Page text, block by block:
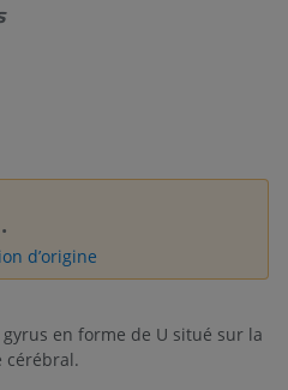
d’origine
en forme de U situé sur la
cérébral.